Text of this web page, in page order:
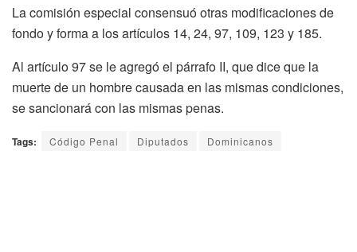
La comisión especial consensuó otras modificaciones de
fondo y forma a los artículos 14, 24, 97, 109, 123 y 185.
Al artículo 97 se le agregó el párrafo II, que dice que la
muerte de un hombre causada en las mismas condiciones,
se sancionará con las mismas penas.
Tags: Código Penal Diputados Dominicanos